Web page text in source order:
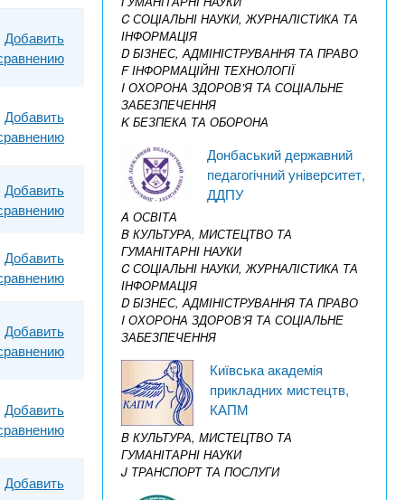
Добавить
Добавить
Добавить
Добавить
Добавить
Добавить
Добавить
C СОЦІАЛЬНІ НАУКИ, ЖУРНАЛІСТИКА ТА
ІНФОРМАЦІЯ
D БІЗНЕС, АДМІНІСТРУВАННЯ ТА ПРАВО
F ІНФОРМАЦІЙНІ ТЕХНОЛОГІЇ
I ОХОРОНА ЗДОРОВ’Я ТА СОЦІАЛЬНЕ
ЗАБЕЗПЕЧЕННЯ
K БЕЗПЕКА ТА ОБОРОНА
Донбаський державний
педагогічний університет,
ДДПУ
A ОСВІТА
B КУЛЬТУРА, МИСТЕЦТВО ТА
ГУМАНІТАРНІ НАУКИ
C СОЦІАЛЬНІ НАУКИ, ЖУРНАЛІСТИКА ТА
ІНФОРМАЦІЯ
D БІЗНЕС, АДМІНІСТРУВАННЯ ТА ПРАВО
I ОХОРОНА ЗДОРОВ’Я ТА СОЦІАЛЬНЕ
ЗАБЕЗПЕЧЕННЯ
Київська академія
прикладних мистецтв,
КАПМ
B КУЛЬТУРА, МИСТЕЦТВО ТА
ГУМАНІТАРНІ НАУКИ
J ТРАНСПОРТ ТА ПОСЛУГИ